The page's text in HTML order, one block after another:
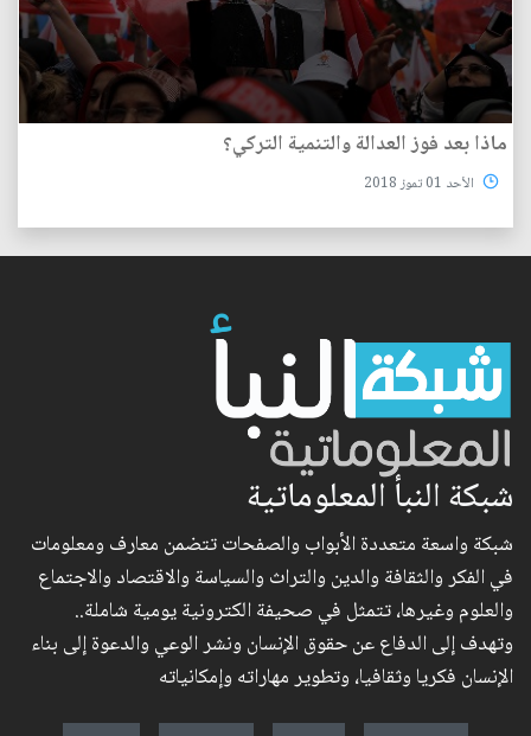
ماذا بعد فوز العدالة والتنمية التركي؟
الأحد 01 تموز 2018
شبكة النبأ المعلوماتية
شبكة واسعة متعددة الأبواب والصفحات تتضمن معارف ومعلومات
في الفكر والثقافة والدين والتراث والسياسة والاقتصاد والاجتماع
والعلوم وغيرها، تتمثل في صحيفة الكترونية يومية شاملة..
وتهدف إلى الدفاع عن حقوق الإنسان ونشر الوعي والدعوة إلى بناء
الإنسان فكريا وثقافيا، وتطوير مهاراته وإمكانياته